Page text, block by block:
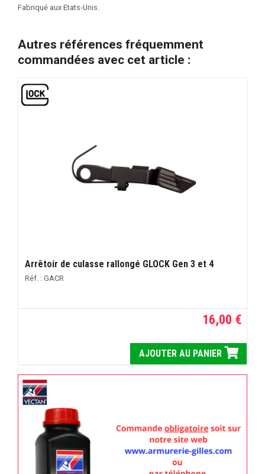
Fabriqué aux Etats-Unis.
Autres références fréquemment
commandées avec cet article :
Arrêtoir de culasse rallongé GLOCK Gen 3 et 4
Réf. : GACR
16,00 €
AJOUTER AU PANIER